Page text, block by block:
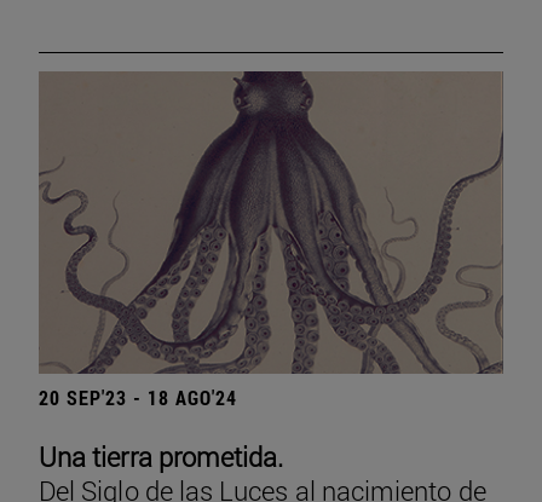
20 SEP'23 - 18 AGO'24
Una tierra prometida.
Del Siglo de las Luces al nacimiento de